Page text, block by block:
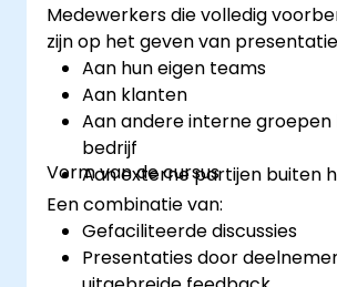
Medewerkers die volledig
zijn op het geven van
Aan hun eigen teams
Aan klanten
Aan andere interne groepen
bedrijf
Aan externe partijen buiten
Vorm van de cursus
Een combinatie van:
Gefaciliteerde discussies
Presentaties door